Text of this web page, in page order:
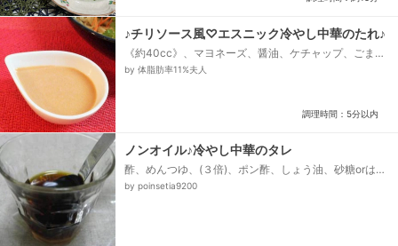
♪チリソース風♡エスニック冷やし中華のたれ♪
《約40cc》、マヨネーズ、醤油、ケチャップ、ごま
油、はちみつ、チューブにんにく、チューブ生姜、水
by 体脂肪率11%夫人
調理時間：5分以内
ノンオイル♪冷やし中華のタレ
酢、めんつゆ、(３倍)、ポン酢、しょう油、砂糖orはち
みつ
by poinsetia9200